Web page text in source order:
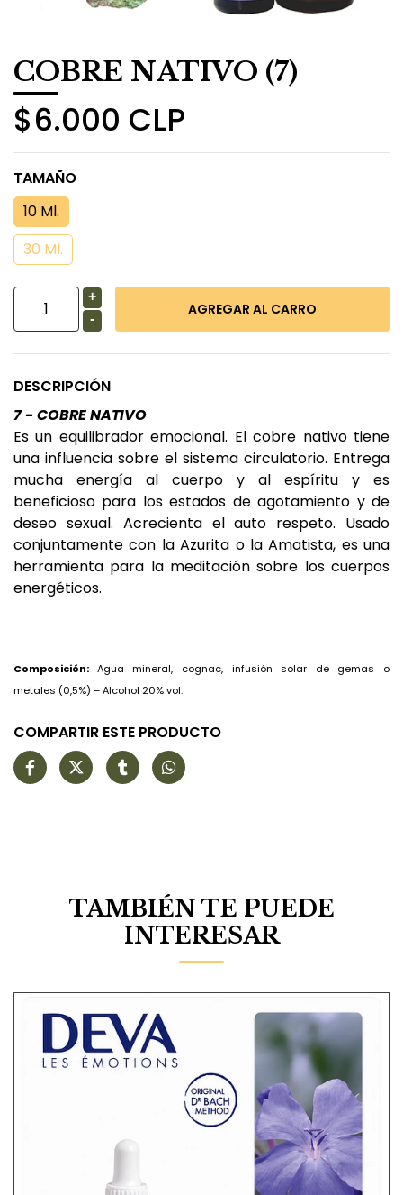
COBRE NATIVO (7)
$6.000 CLP
TAMAÑO
10 Ml.
30 Ml.
+
-
DESCRIPCIÓN
7 - COBRE NATIVO
Es un equilibrador emocional. El cobre nativo tiene
una influencia sobre el sistema circulatorio. Entrega
mucha energía al cuerpo y al espíritu y es
beneficioso para los estados de agotamiento y de
deseo sexual. Acrecienta el auto respeto. Usado
conjuntamente con la Azurita o la Amatista, es una
herramienta para la meditación sobre los cuerpos
energéticos.
Composición: Agua mineral, cognac, infusión solar de gemas o
metales (0,5%) – Alcohol 20% vol.
COMPARTIR ESTE PRODUCTO
TAMBIÉN TE PUEDE
INTERESAR